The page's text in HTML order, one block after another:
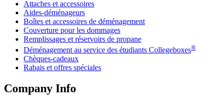
Attaches et accessoires
Aides-déménageurs
Boîtes et accessoires de déménagement
Couverture pour les dommages
Remplissages et réservoirs de propane
Déménagement au service des étudiants Collegeboxes®
Chèques-cadeaux
Rabais et offres spéciales
Company Info